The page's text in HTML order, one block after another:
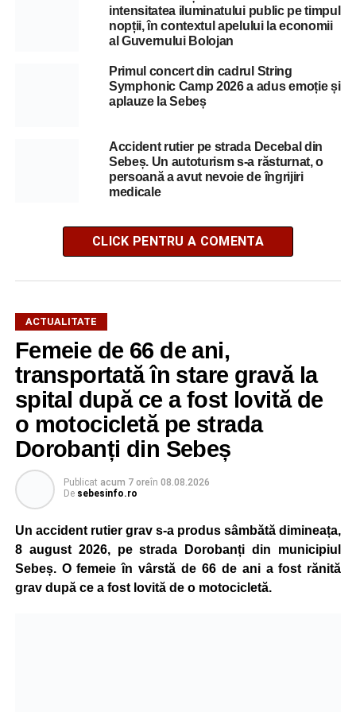
intensitatea iluminatului public pe timpul
nopții, în contextul apelului la economii
al Guvernului Bolojan
Primul concert din cadrul String
Symphonic Camp 2026 a adus emoție și
aplauze la Sebeș
Accident rutier pe strada Decebal din
Sebeș. Un autoturism s-a răsturnat, o
persoană a avut nevoie de îngrijiri
medicale
CLICK PENTRU A COMENTA
ACTUALITATE
Femeie de 66 de ani,
transportată în stare gravă la
spital după ce a fost lovită de
o motocicletă pe strada
Dorobanți din Sebeș
Publicat acum 7 oreîn 08.08.2026
De sebesinfo.ro
Un accident rutier grav s-a produs sâmbătă dimineața,
8 august 2026, pe strada Dorobanți din municipiul
Sebeș. O femeie în vârstă de 66 de ani a fost rănită
grav după ce a fost lovită de o motocicletă.